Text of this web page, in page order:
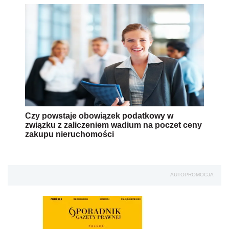
Czy powstaje obowiązek podatkowy w
związku z zaliczeniem wadium na poczet ceny
zakupu nieruchomości
AUTOPROMOCJA